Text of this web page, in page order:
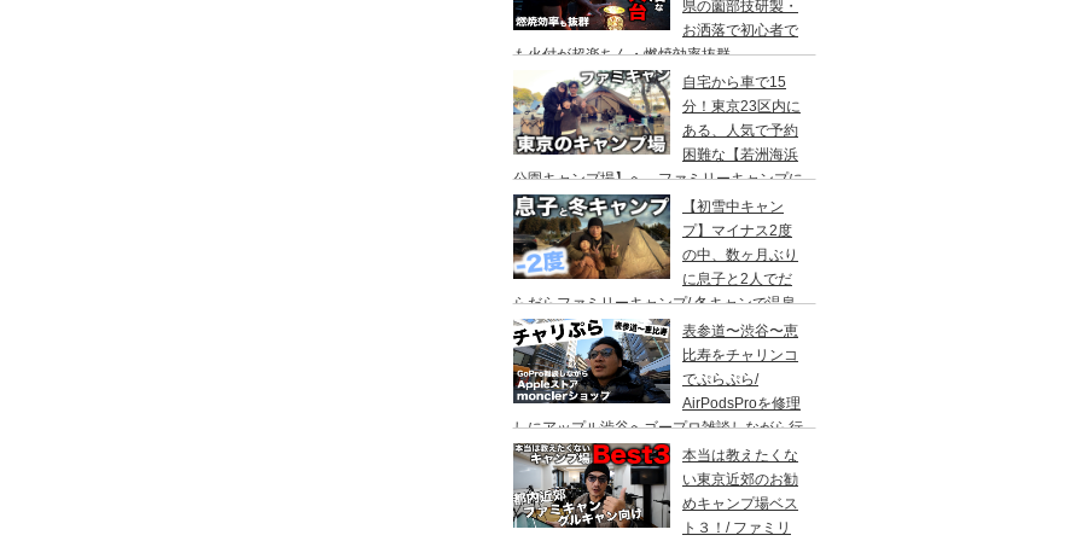
県の薗部技研製・
お洒落で初心者で
も火付が超楽ちん・燃焼効率抜群
自宅から車で15
分！東京23区内に
ある、人気で予約
困難な【若洲海浜
公園キャンプ場】へ、ファミリーキャンプに
行ってきた。冬キャンプもキャンプギアを上
手に使えば暖かくて楽しい♪
【初雪中キャン
プ】マイナス2度
の中、数ヶ月ぶり
に息子と2人でだ
らだらファミリーキャンプ/ 冬キャンで温泉
入って焚き火して超絶楽しかった。大野路キ
ャンプ場は結構いいかも
表参道〜渋谷〜恵
比寿をチャリンコ
でぷらぷら/
AirPodsProを修理
しにアップル渋谷へゴープロ雑談しながら行
ってきます。モンクレールの新型ショップも
行ってみました。
本当は教えたくな
い東京近郊のお勧
めキャンプ場ベス
ト３！/ ファミリ